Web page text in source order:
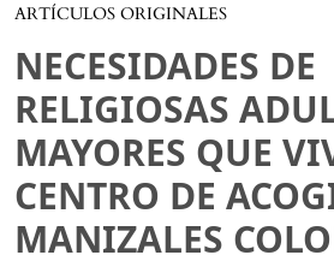
ARTÍCULOS ORIGINALES
NECESIDADES DE
RELIGIOSAS
MAYORES QUE
CENTRO DE
MANIZALES